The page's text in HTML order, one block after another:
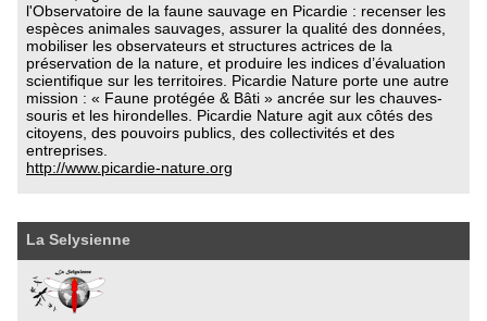
l'Observatoire de la faune sauvage en Picardie : recenser les
espèces animales sauvages, assurer la qualité des données,
mobiliser les observateurs et structures actrices de la
préservation de la nature, et produire les indices d’évaluation
scientifique sur les territoires. Picardie Nature porte une autre
mission : « Faune protégée & Bâti » ancrée sur les chauves-
souris et les hirondelles. Picardie Nature agit aux côtés des
citoyens, des pouvoirs publics, des collectivités et des
entreprises.
http://www.picardie-nature.org
La Selysienne